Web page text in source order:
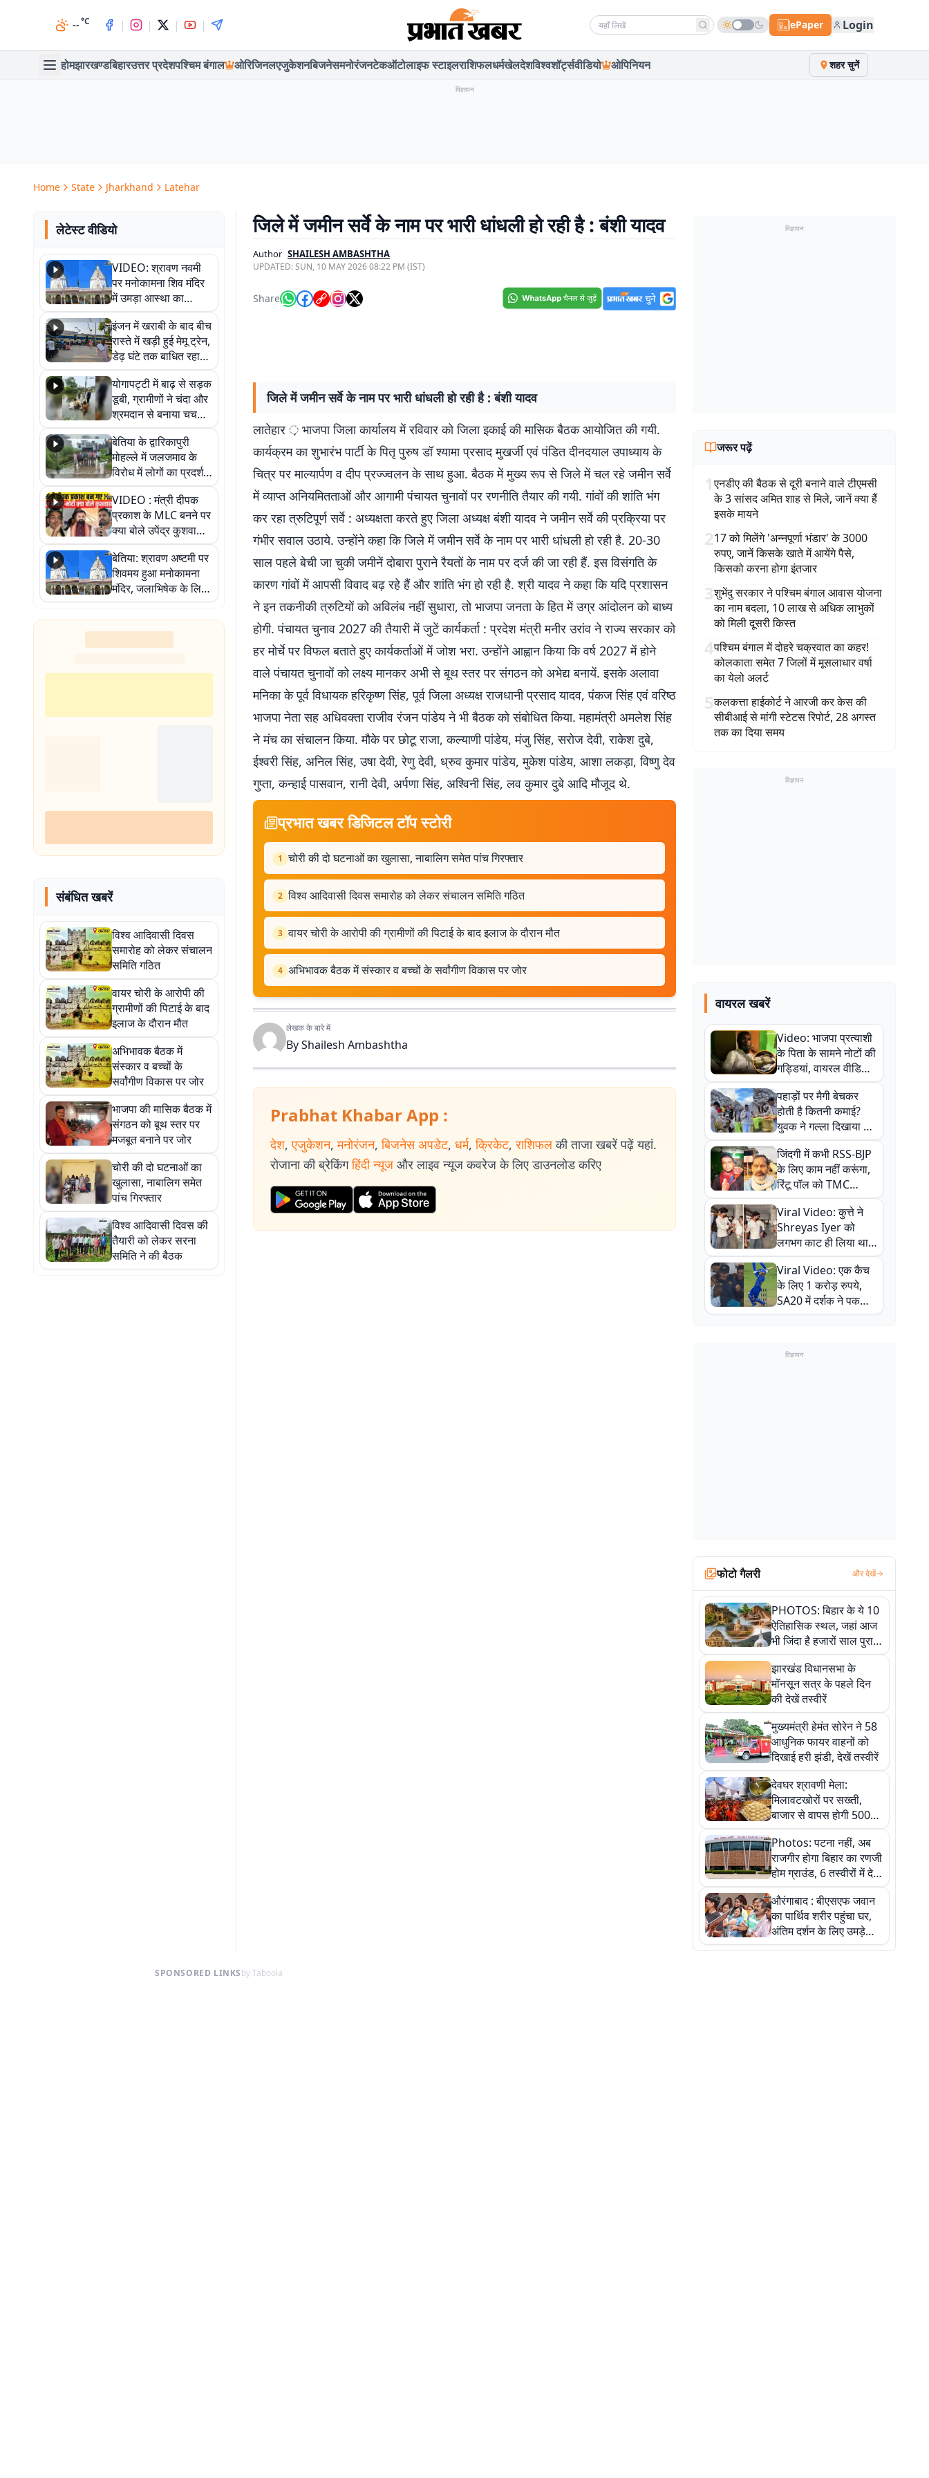
--°C | | | | Search news ePaper Login
होमझारखण्डबिहारउत्तर प्रदेशपश्चिम बंगाल ओरिजिनलएजुकेशनबिजनेसमनोरंजनटेकऑटोलाइफ स्टाइलराशिफलधर्मखेलदेशविश्वशॉर्ट्सवीडियो ओपिनियन शहर चुनें
विज्ञापन
Home State Jharkhand Latehar
लेटेस्ट वीडियो
VIDEO: श्रावण नवमी
पर मनोकामना शिव मंदिर
में उमड़ा आस्था का
सैलाब, हर-हर महादेव के
जयघोष से गूंजा परिसर
इंजन में खराबी के बाद बीच
रास्ते में खड़ी हुई मेमू ट्रेन,
डेढ़ घंटे तक बाधित रहा
आवागमन
योगापट्टी में बाढ़ से सड़क
डूबी, ग्रामीणों ने चंदा और
श्रमदान से बनाया चचरी
पुल
बेतिया के द्वारिकापुरी
मोहल्ले में जलजमाव के
विरोध में लोगों का प्रदर्शन,
स्थायी समाधान की मांग
VIDEO : मंत्री दीपक
प्रकाश के MLC बनने पर
क्या बोले उपेंद्र कुशवाहा,
सुनिए
बेतिया: श्रावण अष्टमी पर
शिवमय हुआ मनोकामना
मंदिर, जलाभिषेक के लिए
लगी लंबी कतारें
संबंधित खबरें
विश्व आदिवासी दिवस
समारोह को लेकर संचालन
समिति गठित
वायर चोरी के आरोपी की
ग्रामीणों की पिटाई के बाद
इलाज के दौरान मौत
अभिभावक बैठक में
संस्कार व बच्चों के
सर्वांगीण विकास पर जोर
भाजपा की मासिक बैठक में
संगठन को बूथ स्तर पर
मजबूत बनाने पर जोर
चोरी की दो घटनाओं का
खुलासा, नाबालिग समेत
पांच गिरफ्तार
विश्व आदिवासी दिवस की
तैयारी को लेकर सरना
समिति ने की बैठक
जिले में जमीन सर्वे के नाम पर भारी धांधली हो रही है : बंशी यादव
Author SHAILESH AMBASHTHA
UPDATED:SUN, 10 MAY 2026 08:22 PM (IST)
Share
जिले में जमीन सर्वे के नाम पर भारी धांधली हो रही है : बंशी यादव
लातेहार ़ भाजपा जिला कार्यालय में रविवार को जिला इकाई की मासिक बैठक आयोजित की गयी.
कार्यक्रम का शुभारंभ पार्टी के पितृ पुरुष डॉ श्यामा प्रसाद मुखर्जी एवं पंडित दीनदयाल उपाध्याय के
चित्र पर माल्यार्पण व दीप प्रज्ज्वलन के साथ हुआ. बैठक में मुख्य रूप से जिले में चल रहे जमीन सर्वे
में व्याप्त अनियमितताओं और आगामी पंचायत चुनावों पर रणनीति तैयार की गयी. गांवों की शांति भंग
कर रहा त्रुटिपूर्ण सर्वे : अध्यक्षता करते हुए जिला अध्यक्ष बंशी यादव ने जमीन सर्वे की प्रक्रिया पर
गंभीर सवाल उठाये. उन्होंने कहा कि जिले में जमीन सर्वे के नाम पर भारी धांधली हो रही है. 20-30
साल पहले बेची जा चुकी जमीनें दोबारा पुराने रैयतों के नाम पर दर्ज की जा रही हैं. इस विसंगति के
कारण गांवों में आपसी विवाद बढ़ रहे हैं और शांति भंग हो रही है. श्री यादव ने कहा कि यदि प्रशासन
ने इन तकनीकी त्रुटियों को अविलंब नहीं सुधारा, तो भाजपा जनता के हित में उग्र आंदोलन को बाध्य
होगी. पंचायत चुनाव 2027 की तैयारी में जुटें कार्यकर्ता : प्रदेश मंत्री मनीर उरांव ने राज्य सरकार को
हर मोर्चे पर विफल बताते हुए कार्यकर्ताओं में जोश भरा. उन्होंने आह्वान किया कि वर्ष 2027 में होने
वाले पंचायत चुनावों को लक्ष्य मानकर अभी से बूथ स्तर पर संगठन को अभेद्य बनायें. इसके अलावा
मनिका के पूर्व विधायक हरिकृष्ण सिंह, पूर्व जिला अध्यक्ष राजधानी प्रसाद यादव, पंकज सिंह एवं वरिष्ठ
भाजपा नेता सह अधिवक्ता राजीव रंजन पांडेय ने भी बैठक को संबोधित किया. महामंत्री अमलेश सिंह
ने मंच का संचालन किया. मौके पर छोटू राजा, कल्याणी पांडेय, मंजु सिंह, सरोज देवी, राकेश दुबे,
ईश्वरी सिंह, अनिल सिंह, उषा देवी, रेणु देवी, ध्रुव कुमार पांडेय, मुकेश पांडेय, आशा लकड़ा, विष्णु देव
गुप्ता, कन्हाई पासवान, रानी देवी, अर्पणा सिंह, अश्विनी सिंह, लव कुमार दुबे आदि मौजूद थे.
प्रभात खबर डिजिटल टॉप स्टोरी
1 चोरी की दो घटनाओं का खुलासा, नाबालिग समेत पांच गिरफ्तार
2 विश्व आदिवासी दिवस समारोह को लेकर संचालन समिति गठित
3 वायर चोरी के आरोपी की ग्रामीणों की पिटाई के बाद इलाज के दौरान मौत
4 अभिभावक बैठक में संस्कार व बच्चों के सर्वांगीण विकास पर जोर
लेखक के बारे में
ByShailesh Ambashtha
Prabhat Khabar App :
देश, एजुकेशन, मनोरंजन, बिजनेस अपडेट, धर्म, क्रिकेट, राशिफल की ताजा खबरें पढ़ें यहां.
रोजाना की ब्रेकिंग हिंदी न्यूज और लाइव न्यूज कवरेज के लिए डाउनलोड करिए
विज्ञापन
जरूर पढ़ें
1एनडीए की बैठक से दूरी बनाने वाले टीएमसी
के 3 सांसद अमित शाह से मिले, जानें क्या हैं
इसके मायने
217 को मिलेंगे 'अन्नपूर्णा भंडार' के 3000
रुपए, जानें किसके खाते में आयेंगे पैसे,
किसको करना होगा इंतजार
3शुभेंदु सरकार ने पश्चिम बंगाल आवास योजना
का नाम बदला, 10 लाख से अधिक लाभुकों
को मिली दूसरी किस्त
4पश्चिम बंगाल में दोहरे चक्रवात का कहर!
कोलकाता समेत 7 जिलों में मूसलाधार वर्षा
का येलो अलर्ट
5कलकत्ता हाईकोर्ट ने आरजी कर केस की
सीबीआई से मांगी स्टेटस रिपोर्ट, 28 अगस्त
तक का दिया समय
विज्ञापन
वायरल खबरें
Video: भाजपा प्रत्याशी
के पिता के सामने नोटों की
गड्डियां, वायरल वीडियो
से राजनीति में उबाल,
अजित महतो बोले- TMC
की गंदी चाल
पहाड़ों पर मैगी बेचकर
होती है कितनी कमाई?
युवक ने गल्ला दिखाया तो
नौकरी वालों के खड़े हो गए
कान
जिंदगी में कभी RSS-BJP
के लिए काम नहीं करूंगा,
रिंटू पॉल को TMC
ऑफिस में ले जाकर पीटा,
Video वायरल
Viral Video: कुत्ते ने
Shreyas Iyer को
लगभग काट ही लिया था,
न्यूजीलैंड सीरीज से पहले
बाल-बाल बचे
Viral Video: एक कैच
के लिए 1 करोड़ रुपये,
SA20 में दर्शक ने पकड़ा
एक हाथ से गजब का कैच
विज्ञापन
फोटो गैलरी और देखें
PHOTOS: बिहार के ये 10
ऐतिहासिक स्थल, जहां आज
भी जिंदा है हजारों साल पुराना
इतिहास, एक बार जरूर घूमिए
झारखंड विधानसभा के
मॉनसून सत्र के पहले दिन
की देखें तस्वीरें
मुख्यमंत्री हेमंत सोरेन ने 58
आधुनिक फायर वाहनों को
दिखाई हरी झंडी, देखें तस्वीरें
देवघर श्रावणी मेला:
मिलावटखोरों पर सख्ती,
बाजार से वापस होगी 500
किलो संदिग्ध खाद्य सामग्री,
देखें तस्वीरें
Photos: पटना नहीं, अब
राजगीर होगा बिहार का रणजी
होम ग्राउंड, 6 तस्वीरों में देखें
नए स्टेडियम की पूरी कहानी
औरंगाबाद : बीएसएफ जवान
का पार्थिव शरीर पहुंचा घर,
अंतिम दर्शन के लिए उमड़े
लोग
SPONSORED LINKSby Taboola